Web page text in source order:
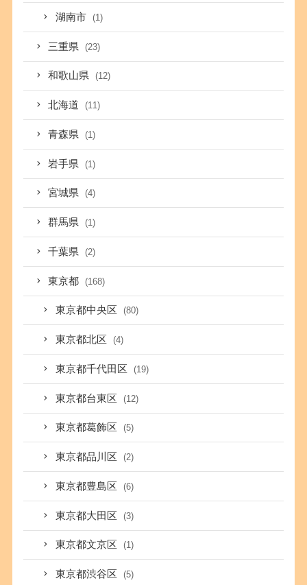
湖南市 (1)
三重県 (23)
和歌山県 (12)
北海道 (11)
青森県 (1)
岩手県 (1)
宮城県 (4)
群馬県 (1)
千葉県 (2)
東京都 (168)
東京都中央区 (80)
東京都北区 (4)
東京都千代田区 (19)
東京都台東区 (12)
東京都葛飾区 (5)
東京都品川区 (2)
東京都豊島区 (6)
東京都大田区 (3)
東京都文京区 (1)
東京都渋谷区 (5)